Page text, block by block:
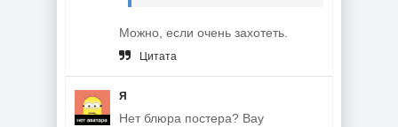
Можно, если очень захотеть.
Цитата
Я
Нет блюра постера? Вау